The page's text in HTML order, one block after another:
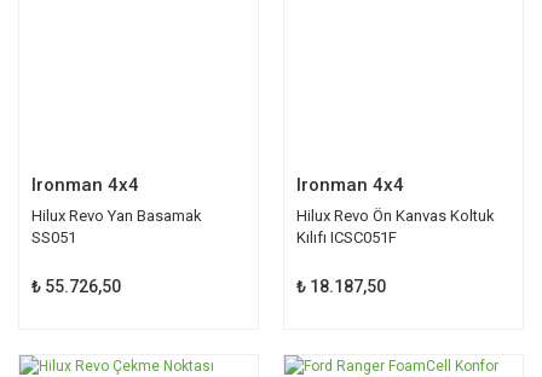
Ironman 4x4
Hilux Revo Yan Basamak
SS051
₺ 55.726,50
Ironman 4x4
Hilux Revo Ön Kanvas Koltuk
Kılıfı ICSC051F
₺ 18.187,50